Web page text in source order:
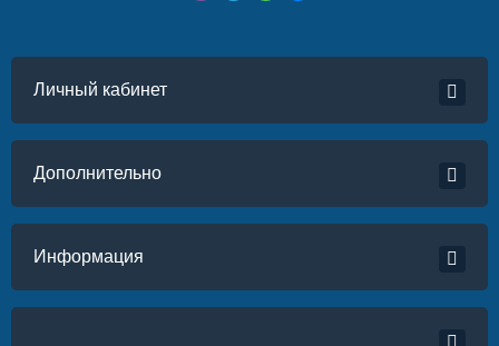
Личный кабинет
Дополнительно
Информация